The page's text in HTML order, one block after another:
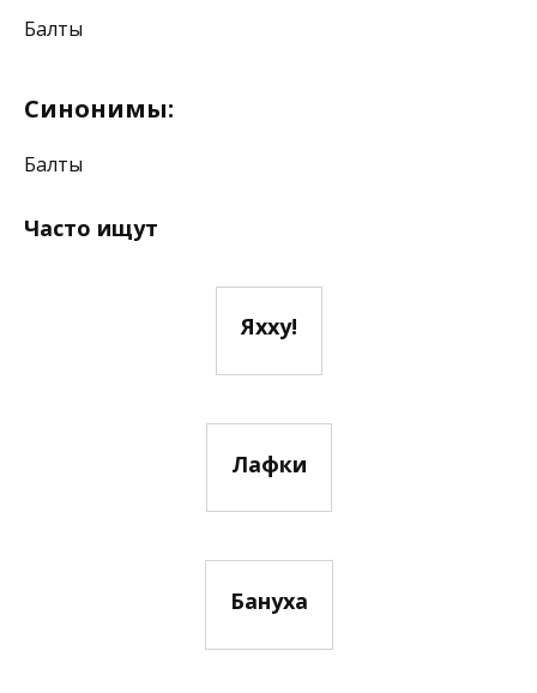
Балты
Синонимы:
Балты
Часто ищут
Яхху!
Лафки
Бануха